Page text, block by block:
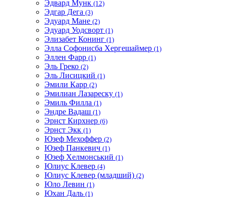
Эдвард Мунк (12)
Эдгар Дега (3)
Эдуард Мане (2)
Эдуард Уодсворт (1)
Элизабет Конинг (1)
Элла Софонисба Хергешаймер (1)
Эллен Фарр (1)
Эль Греко (2)
Эль Лисицкий (1)
Эмили Карр (2)
Эмилиан Лазареску (1)
Эмиль Филла (1)
Эндре Вадаш (1)
Эрнст Кирхнер (6)
Эрнст Экк (1)
Юзеф Мехоффер (2)
Юзеф Панкевич (1)
Юзеф Хелмонський (1)
Юлиус Клевер (4)
Юлиус Клевер (младший) (2)
Юло Левин (1)
Юхан Даль (1)